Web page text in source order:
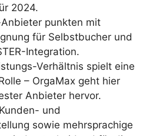
2024.
punkten mit
für Selbstbucher und
Integration.
Verhältnis spielt eine
– OrgaMax geht hier
Anbieter hervor.
und
sowie mehrsprachige